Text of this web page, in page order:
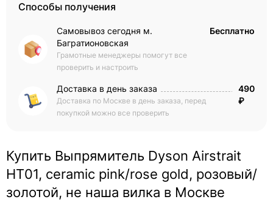
Способы получения
Самовывоз сегодня м.
Багратионовская
Грамотные менеджеры помогут все
проверить и настроить
Бесплатно
Доставка в день заказа
Доставка по Москве в день заказа, перед
покупкой можно все проверить
490
₽
Купить Выпрямитель Dyson Airstrait
HT01, сeramic pink/rose gold, розовый/
золотой, не наша вилка в Москве